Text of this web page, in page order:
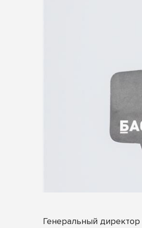
Генеральный